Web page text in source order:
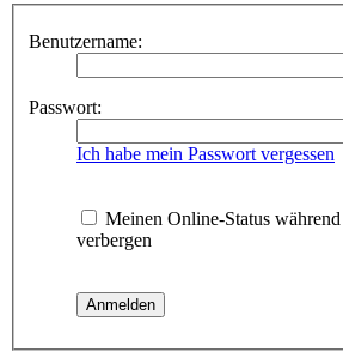
Benutzername:
Passwort:
Ich habe mein Passwort vergessen
Meinen Online-Status
verbergen